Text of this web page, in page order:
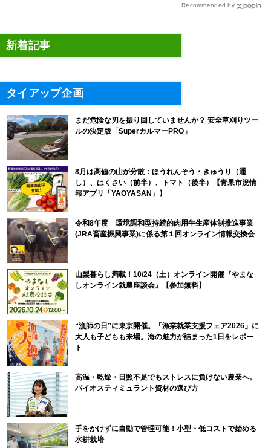
Recommended by
新着記事
タイアップ企画
まだ危険な刃を振り回していませんか？ 安全草刈りツー
ルの決定版「SuperカルマーPRO」
8月は高値の山が分散：ほうれんそう・きゅうり（通
し）、はくさい（前半）、トマト（後半）【青果市況情
報アプリ「YAOYASAN」】
令和8年度 環境調和型持続的肉用牛生産体制推進事業
(JRA畜産振興事業)に係る第１回オンライン情報交換会
山梨暮らし満載！10/24（土）オンライン開催『やまな
しオンライン就農座談会』【参加無料】
“漁師の日”に東京開催。「漁業就業支援フェア2026」に
大人も子どもも来場。海の魅力が詰まった1日をレポー
ト
高温・乾燥・日照不足でもストレスに負けない農業へ。
バイオスティミュラント資材の選び方
手をかけずに自動で管理可能！小型・低コストで始める
水耕栽培